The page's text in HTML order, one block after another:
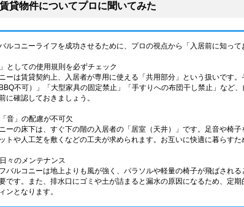
貸物件についてプロに聞いてみた
ルコニーライフを成功させるために、プロの視点から「入居前に知って
としての使用規則を必ずチェック
ーは賃貸契約上、入居者が専用に使える「共用部分」という扱いです
BBQ不可）」「大型家具の固定禁止」「手すりへの布団干し禁止」など
に確認しておきましょう。
音」の配慮が不可欠
ーの床下は、すぐ下の階の入居者の「居室（天井）」です。足音や椅
トや人工芝を敷くなどの工夫が求められます。お互いに快適に暮らすた
々のメンテナンス
バルコニーは地上よりも風が強く、パラソルや軽量の椅子が飛ばされ
です。また、排水口にゴミや土が詰まると漏水の原因になるため、定
ンとなります。